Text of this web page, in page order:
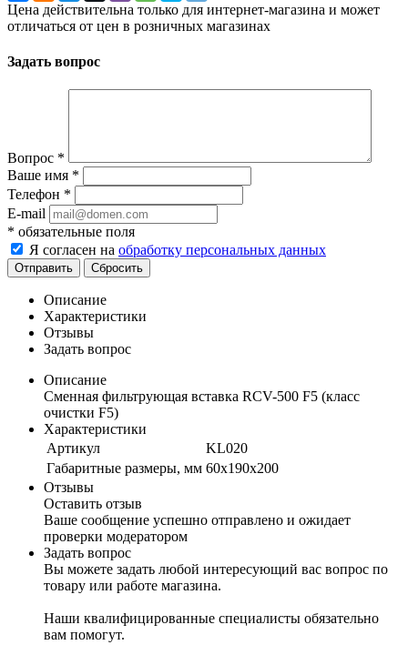
Цена действительна только для интернет-магазина и может
отличаться от цен в розничных магазинах
Задать вопрос
Вопрос *
Ваше имя *
Телефон *
E-mail
* обязательные поля
Я согласен на обработку персональных данных
Отправить Сбросить
Описание
Характеристики
Отзывы
Задать вопрос
Описание
Сменная фильтрующая вставка RCV-500 F5 (класс
очистки F5)
Характеристики
Артикул
KL020
Габаритные размеры, мм 60х190х200
Отзывы
Оставить отзыв
Ваше сообщение успешно отправлено и ожидает
проверки модератором
Задать вопрос
Вы можете задать любой интересующий вас вопрос по
товару или работе магазина.
Наши квалифицированные специалисты обязательно
вам помогут.